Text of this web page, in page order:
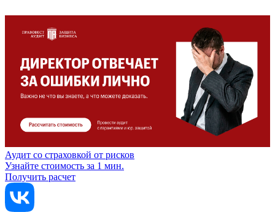
Аудит со страховкой от рисков
Узнайте стоимость за 1 мин.
Получить расчет